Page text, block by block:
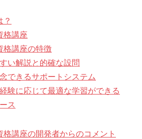
？
格講座
格講座の特徴
い解説と的確な設問
できるサポートシステム
験に応じて最適な学習ができる
ス
格講座の開発者からのコメント